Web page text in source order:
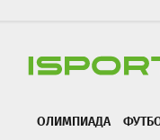
ОЛИМПИАДА